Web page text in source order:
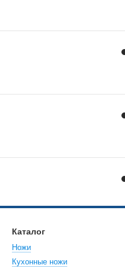
Каталог
Ножи
Кухонные ножи